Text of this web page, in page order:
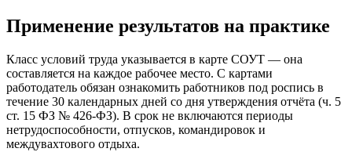
Применение результатов на практике
Класс условий труда указывается в карте СОУТ — она
составляется на каждое рабочее место. С картами
работодатель обязан ознакомить работников под роспись в
течение 30 календарных дней со дня утверждения отчёта (ч. 5
ст. 15 ФЗ № 426-ФЗ). В срок не включаются периоды
нетрудоспособности, отпусков, командировок и
междувахтового отдыха.